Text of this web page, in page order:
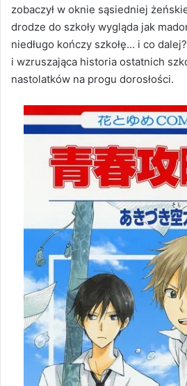
zobaczył w oknie sąsiedniej
drodze do szkoły wygląda jak
niedługo kończy szkołę… i co
i wzruszająca historia ostatnich
nastolatków na progu dorosłości.